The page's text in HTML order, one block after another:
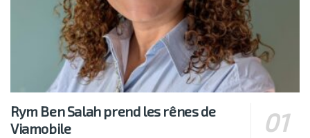
Rym Ben Salah prend les rênes de
Viamobile